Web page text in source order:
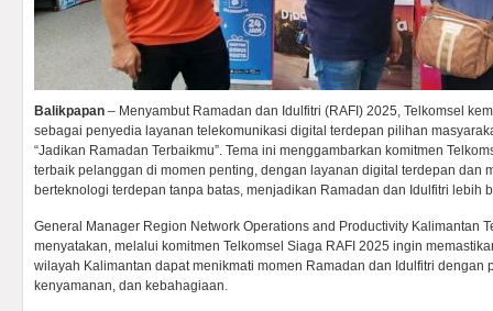
Balikpapan – Menyambut Ramadan dan Idulfitri (RAFI) 2025, Telkomsel
sebagai penyedia layanan telekomunikasi digital terdepan pilihan
“Jadikan Ramadan Terbaikmu”. Tema ini menggambarkan komitmen
terbaik pelanggan di momen penting, dengan layanan digital terdepan dan
berteknologi terdepan tanpa batas, menjadikan Ramadan dan Idulfitri lebih
General Manager Region Network Operations and Productivity Kalimantan
menyatakan, melalui komitmen Telkomsel Siaga RAFI 2025 ingin
wilayah Kalimantan dapat menikmati momen Ramadan dan Idulfitri dengan
kenyamanan, dan kebahagiaan.